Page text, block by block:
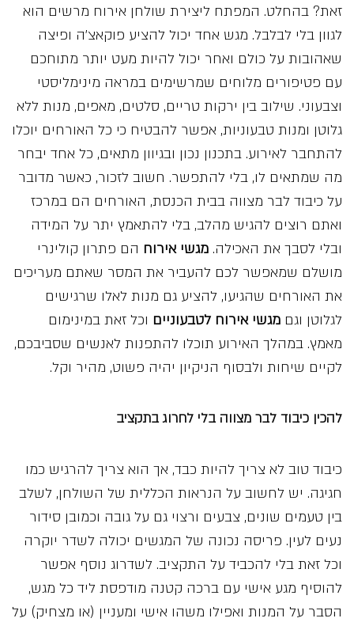
זאת? בהחלט. המפתח ליצירת שולחן אירוח מרשים הוא
לגוון בלי לבלבל. מגש אחד יכול להציע פוקאצ׳ה ופיצה
שאהובות על כולם ואחר יכול להיות מעט יותר מתוחכם
עם פטיפורים מלוחים שמרשימים במראה מינימליסטי
וצבעוני. שילוב בין ירקות טריים, סלטים, מאפים, מנות ללא
גלוטן ומנות טבעוניות, אפשר להבטיח כי כל האורחים יוכלו
להתחבר לאירוע. בתכנון נכון ובגיוון מתאים, כל אחד יבחר
מה שמתאים לו, בלי להתפשר. חשוב לזכור, כאשר מדובר
על כיבוד לבר מצווה בבית הכנסת, האורחים הם במרכז
ואתם רוצים להגיש מהלב, בלי להתאמץ יתר על המידה
ובלי לסבך את האכילה. מגשי אירוח הם פתרון קולינרי
מושלם שמאפשר לכם להעביר את המסר שאתם מעריכים
את האורחים שהגיעו, להציע גם מנות לאלו שרגישים
לגלוטן וגם מגשי אירוח לטבעוניים וכל זאת במינימום
מאמץ. במהלך האירוע תוכלו להתפנות לאנשים שסביבכם,
לקיים שיחות ולבסוף הניקיון יהיה פשוט, מהיר וקל.
להכין כיבוד לבר מצווה בלי לחרוג בתקציב
כיבוד טוב לא צריך להיות כבד, אך הוא צריך להרגיש כמו
חגיגה. יש לחשוב על הנראות הכללית של השולחן, לשלב
בין טעמים שונים, צבעים ורצוי גם על גובה וכמובן סידור
נעים לעין. פריסה נכונה של המגשים יכולה לשדר יוקרה
וכל זאת בלי להכביד על התקציב. לשדרוג נוסף אפשר
להוסיף מגע אישי עם ברכה קטנה מודפסת ליד כל מגש,
הסבר על המנות ואפילו משהו אישי ומעניין (או מצחיק) על